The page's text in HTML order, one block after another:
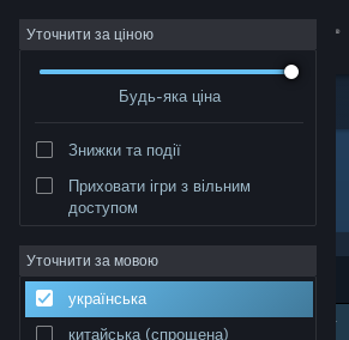
Увійти
Крамниця
Інформація
Підтримка
Уточнити за ціною
Будь-яка ціна
Знижки та події
Приховати ігри з вільним
доступом
Уточнити за мовою
українська
китайська (спрощена)
Розробник: Canalside Studios
Упорядкувати за доречністю